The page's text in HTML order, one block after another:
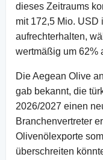
dieses Zeitraums
mit 172,5 Mio. USD
aufrechterhalten,
wertmäßig um 62%
Die Aegean Olive
gab bekannt, die
2026/2027 einen
Branchenvertreter
Olivenölexporte
überschreiten